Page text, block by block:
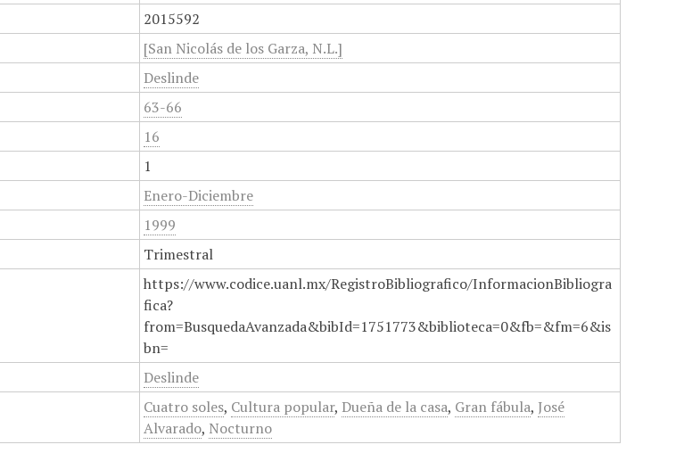
2015592
[San Nicolás de los Garza, N.L.]
Deslinde
63-66
16
1
Enero-Diciembre
1999
Trimestral
https://www.codice.uanl.mx/RegistroBibliografico/InformacionBibliogra
fica?
from=BusquedaAvanzada&bibId=1751773&biblioteca=0&fb=&fm=6&is
bn=
Deslinde
Cuatro soles, Cultura popular, Dueña de la casa, Gran fábula, José
Alvarado, Nocturno